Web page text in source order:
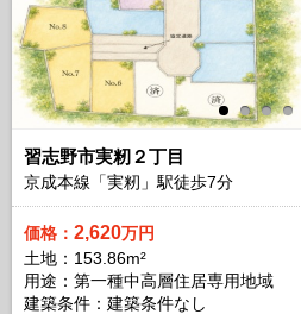
習志野市実籾２丁目
京成本線「実籾」駅徒歩7分
価格： 2,620万円
土地：153.86m²
用途：第一種中高層住居専用地域
建築条件： 建築条件なし